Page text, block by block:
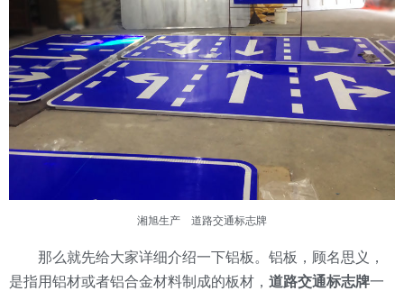
湘旭生产 道路交通标志牌
那么就先给大家详细介绍一下铝板。铝板，顾名思义，
是指用铝材或者铝合金材料制成的板材， 道路交通标志牌一